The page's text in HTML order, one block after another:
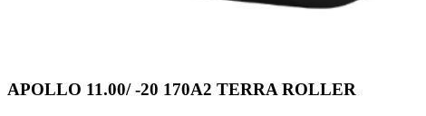
APOLLO 11.00/ -20 170A2 TERRA ROLLER